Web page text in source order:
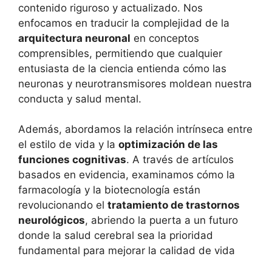
contenido riguroso y actualizado. Nos
enfocamos en traducir la complejidad de la
arquitectura neuronal en conceptos
comprensibles, permitiendo que cualquier
entusiasta de la ciencia entienda cómo las
neuronas y neurotransmisores moldean nuestra
conducta y salud mental.
Además, abordamos la relación intrínseca entre
el estilo de vida y la optimización de las
funciones cognitivas. A través de artículos
basados en evidencia, examinamos cómo la
farmacología y la biotecnología están
revolucionando el tratamiento de trastornos
neurológicos, abriendo la puerta a un futuro
donde la salud cerebral sea la prioridad
fundamental para mejorar la calidad de vida